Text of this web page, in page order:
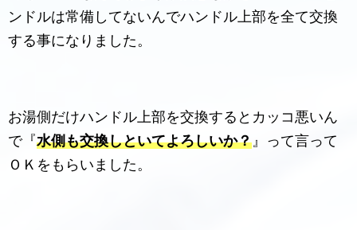
ンドルは常備してないんでハンドル上部を全て交換
する事になりました。
お湯側だけハンドル上部を交換するとカッコ悪いん
で『水側も交換しといてよろしいか？ 』って言って
ＯＫをもらいました。